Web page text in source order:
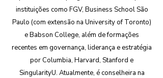
instituições como FGV, Business School São
Paulo (com extensão na University of Toronto)
e Babson College, além de formações
recentes em governança, liderança e estratégia
por Columbia, Harvard, Stanford e
SingularityU. Atualmente, é conselheira na